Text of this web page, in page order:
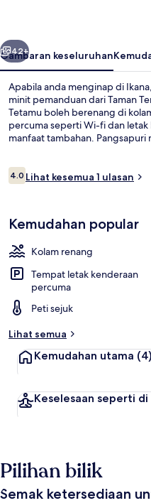
Seterusnya
42+
Gambaran keseluruhan
Apabila anda menginap di
minit pemanduan dari Taman
Tetamu boleh berenang di
percuma seperti Wi-fi dan
manfaat tambahan.
Ulasan
4.04.0 daripada 10
Lihat kesemua 1 ulasan
Kemudahan popular
Kolam renang
Tempat letak kenderaan
percuma
Peti sejuk
Lihat semua
Kemudahan utama (4)
Keselesaan seperti di
Pilihan bilik
Semak ketersediaan